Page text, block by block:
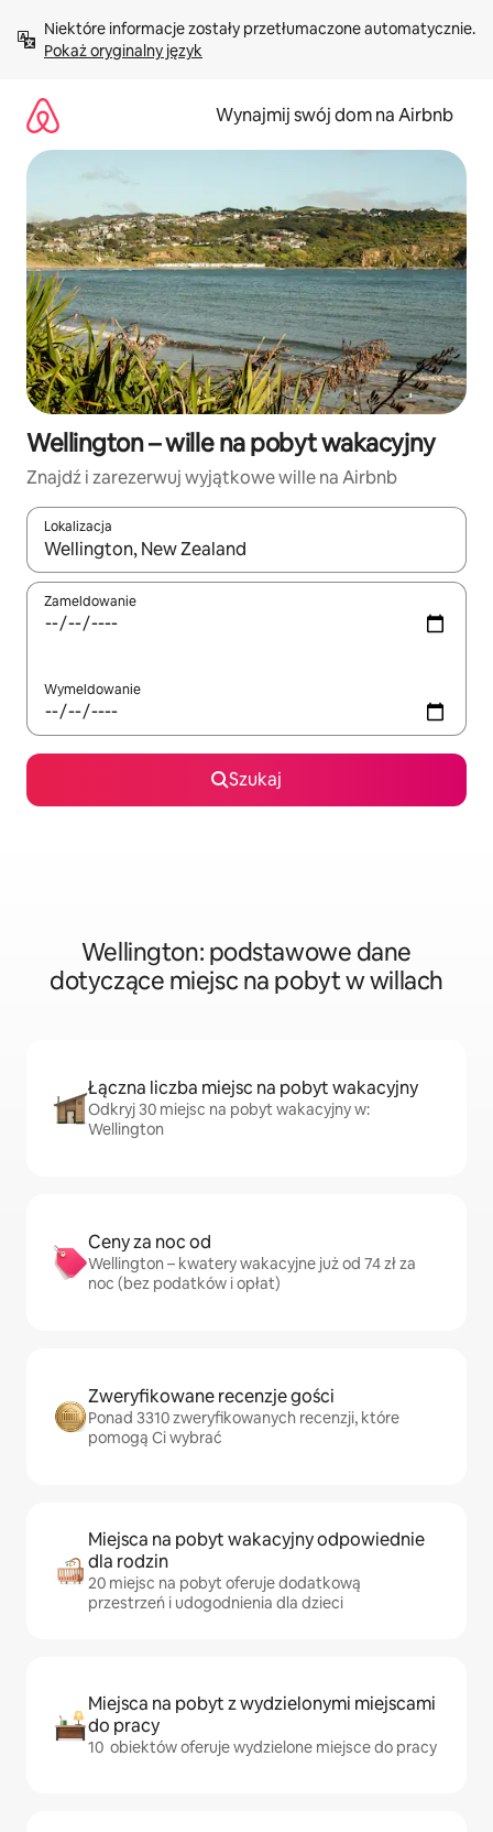
treści Pokaż oryginalny język
Wynajmij swój dom na Airbnb
Wellington – wille na pobyt wakacyjny
Znajdź i zarezerwuj wyjątkowe wille na Airbnb
Lokalizacja
Gdy wyniki będą dostępne, możesz poruszać się po nich za
Zameldowanie
Wymeldowanie
Szukaj
Wellington: podstawowe dane
dotyczące miejsc na pobyt w willach
Łączna liczba miejsc na pobyt wakacyjny
Odkryj 30 miejsc na pobyt wakacyjny w:
Wellington
Ceny za noc od
Wellington – kwatery wakacyjne już od 74 zł za
noc (bez podatków i opłat)
Zweryfikowane recenzje gości
Ponad 3310 zweryfikowanych recenzji, które
pomogą Ci wybrać
Miejsca na pobyt wakacyjny odpowiednie
dla rodzin
20 miejsc na pobyt oferuje dodatkową
przestrzeń i udogodnienia dla dzieci
Miejsca na pobyt z wydzielonymi miejscami
do pracy
10 obiektów oferuje wydzielone miejsce do pracy